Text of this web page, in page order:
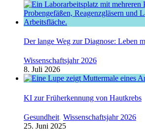
Der lange Weg zur Diagnose: Leben
Wissenschaftsjahr 2026
8. Juli 2026
KI zur Früherkennung von Hautkrebs
Gesundheit, Wissenschaftsjahr 2026
25. Juni 2025